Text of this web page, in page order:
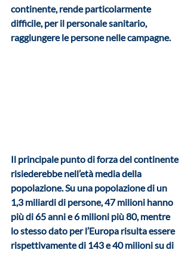
continente, rende particolarmente
difficile, per il personale sanitario,
raggiungere le persone nelle campagne.
Il principale punto di forza del continente
risiederebbe nell’età media della
popolazione. Su una popolazione di un
1,3 miliardi di persone, 47 milioni hanno
più di 65 anni e 6 milioni più 80, mentre
lo stesso dato per l’Europa risulta essere
rispettivamente di 143 e 40 milioni su di